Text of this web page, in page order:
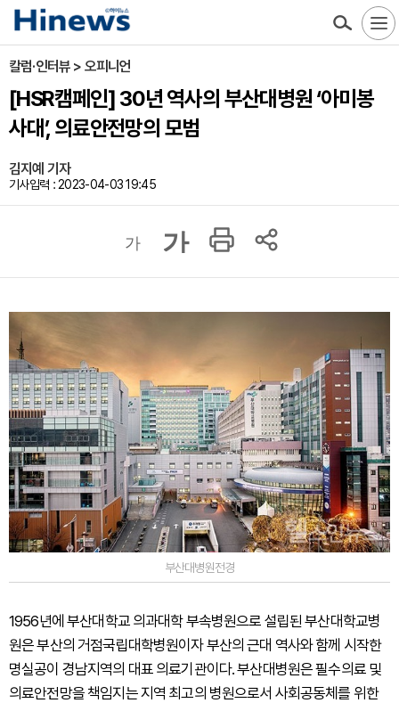
칼럼·인터뷰 > 오피니언
[HSR캠페인] 30년 역사의 부산대병원 ‘아미봉
사대’, 의료안전망의 모범
김지예 기자
기사입력 : 2023-04-03 19:45
가 가
부산대병원전경
1956년에 부산대학교 의과대학 부속병원으로 설립된 부산대학교병
원은 부산의 거점국립대학병원이자 부산의 근대 역사와 함께 시작한
명실공이 경남지역의 대표 의료기관이다. 부산대병원은 필수의료 및
의료안전망을 책임지는 지역 최고의 병원으로서 사회공동체를 위한